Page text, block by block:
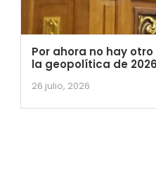
Por ahora no hay
la geopolítica de 2026
26 julio, 2026